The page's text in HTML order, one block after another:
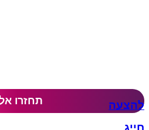
להצעה
חייג